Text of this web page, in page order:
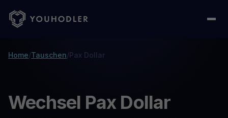
Home/Tauschen/Pax Dollar
Wechsel Pax Dollar